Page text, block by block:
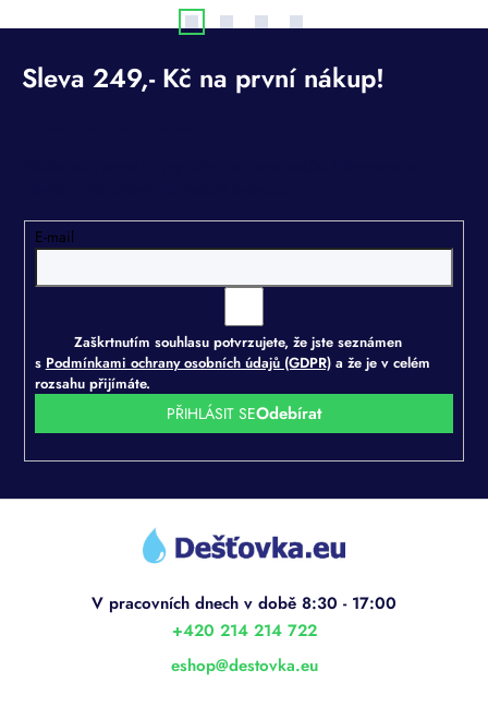
E-mail
Zaškrtnutím souhlasu potvrzujete, že jste seznámen
s Podmínkami ochrany osobních údajů (GDPR)a že je v celém
rozsahu přijímáte.
PŘIHLÁSIT SE
Z
eshop@destovka.eu
+420 214 214 722